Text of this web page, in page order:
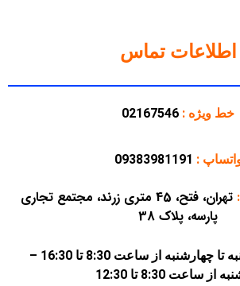
اطلاعات تماس
خط ویژه : 02167546
:
09383981191
:
تهران، فتح، 45 متری زرند، مجتمع تجاری
پارسه، پلاک 38
شنبه تا چهارشنبه از ساعت 8:30 تا 16:30 –
از ساعت 8:30 تا 12:30